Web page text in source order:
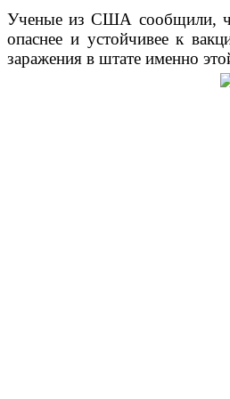
Ученые из США сообщили,
опаснее и устойчивее к
заражения в штате именно